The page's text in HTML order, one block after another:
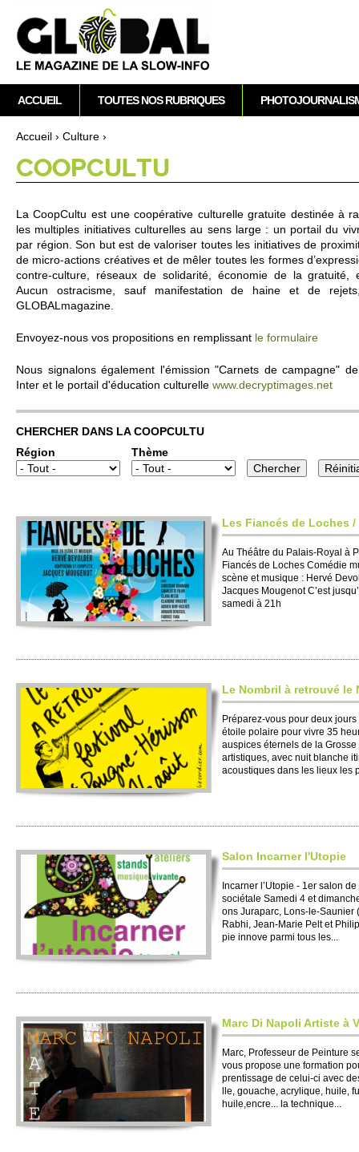
Vous êtes ici
Accueil › Culture ›
CO­OPCULTU
La Co­opCultu est une coopérative culture­lle gratuite destinée à
les multiples ini­ti­atives culture­lles au sens large : un po­rtail du
par région. Son but est de valori­ser to­utes les ini­ti­atives de
de mi­cro-acti­ons créatives et de mêler to­utes les formes
contre-culture, réseaux de so­lidarité, écono­mie de la gratuité,
Aucun os­traci­sme, sauf manifestation de haine et de
GLOBALmagazine.
Envo­yez-nous vos pro­po­si­ti­ons en re­m­plissant le formulaire
Nous signalons égale­ment l'émission "Carnets de campagne"
Inter et le po­rtail d'éducation culture­lle www.​decryptimages.​net
CHER­CHER DANS LA CO­OPCULTU
Région
Thème
Les Fiancés de Loches
Au Théâtre du Palais-Ro­yal à
Fiancés de Loches Comédie
scène et musique : Hervé
Jacques Mougenot C’est
samedi à 21h
Le No­m­bril à re­trouvé le
Préparez-vous pour deux
étoile po­laire pour vivre 35
auspices éte­rnels de la
arti­stiques, avec nuit blanche
acoustiques dans les lieux les
Salon Incarner l'Uto­pie
Incarner l’Uto­pie - 1er salon
sociétale Samedi 4 et
ons Juraparc, Lons-le-Saunier
Rabhi, Jean-Marie Pelt et
pie innove parmi tous les...
Marc Di Napoli Arti­ste à
Marc, Professeur de Pe­inture
vous pro­pose une formation
prenti­ssage de ce­lui-ci avec
lle, gouache, acry­lique, huile,
huile,encre... la technique...
M
e
n
p
r
n
c
i
p
a
l
ACCUEIL TOUTES NOS RUBRIQUES